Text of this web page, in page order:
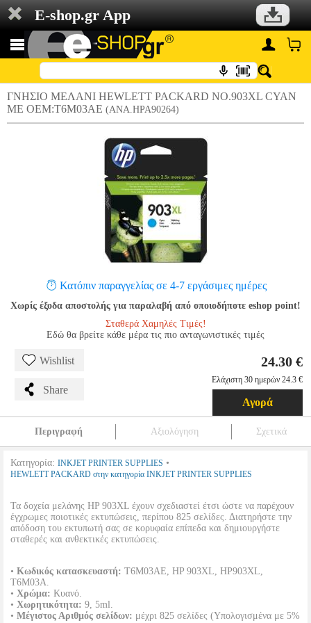
E-shop.gr App
ΓΝΗΣΙΟ ΜΕΛΑΝΙ HEWLETT PACKARD NO.903XL CYAN
ΜΕ OEM:T6M03AE (ANA.HPA90264)
Κατόπιν παραγγελίας σε 4-7 εργάσιμες ημέρες
Χωρίς έξοδα αποστολής για παραλαβή από οποιοδήποτε eshop point!
Σταθερά Χαμηλές Τιμές!
Εδώ θα βρείτε κάθε μέρα τις πιο ανταγωνιστικές τιμές
Wishlist
Share
24.30 €
Ελάχιστη 30 ημερών 24.3 €
Αγορά
Περιγραφή Αξιολόγηση Σχετικά
Κατηγορία: INKJET PRINTER SUPPLIES •
HEWLETT PACKARD στην κατηγορία INKJET PRINTER SUPPLIES
Τα δοχεία μελάνης HP 903XL έχουν σχεδιαστεί έτσι ώστε να παρέχουν
έγχρωμες ποιοτικές εκτυπώσεις, περίπου 825 σελίδες. Διατηρήστε την
απόδοση του εκτυπωτή σας σε κορυφαία επίπεδα και δημιουργήστε
σταθερές και ανθεκτικές εκτυπώσεις.
• Κωδικός κατασκευαστή: T6M03AE, HP 903XL, HP903XL,
T6M03A.
• Χρώμα: Κυανό.
• Χωρητικότητα: 9, 5ml.
• Μέγιστος Αριθμός σελίδων: μέχρι 825 σελίδες (Υπολογισμένα με 5%